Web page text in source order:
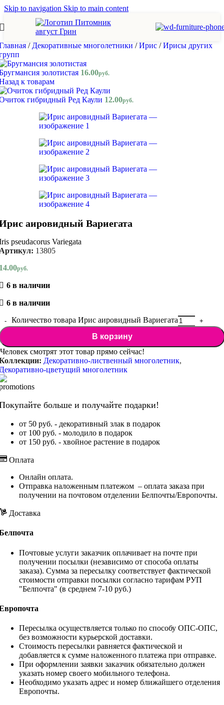
Skip to navigation Skip to main content
/ Декоративные многолетники / Ирис / Ирисы других
золотистая 16.00руб.
к товарам
гибридный Ред Каули 12.00руб.
аировидный Вариегата
pseudacorus Variegata
13805
руб.
6 в наличии
6 в наличии
Количество товара Ирис аировидный Вариегата
В корзину
Человек смотрят этот товар прямо сейчас!
Декоративно-лиственный многолетник,
цветущий многолетник
больше и получайте подарки!
от 50 руб. - декоративный злак в подарок
от 100 руб. - молодило в подарок
от 150 руб. - хвойное растение в подарок
Оплата
Онлайн оплата.
Отправка наложенным платежом – оплата заказа при
получении на почтовом отделении Белпочты/Европочты.
Доставка
Почтовые услуги заказчик оплачивает на почте при
получении посылки (независимо от способа оплаты
заказа). Сумма за пересылку соответствует фактической
стоимости отправки посылки согласно тарифам РУП
"Белпочта" (в среднем 7-10 руб.)
Пересылка осуществляется только по способу ОПС-ОПС,
без возможности курьерской доставки.
Стоимость пересылки равняется фактической и
добавляется к сумме наложенного платежа при отправке.
При оформлении заявки заказчик обязательно должен
указать номер своего мобильного телефона.
Необходимо указать адрес и номер ближайшего отделения
Европочты.